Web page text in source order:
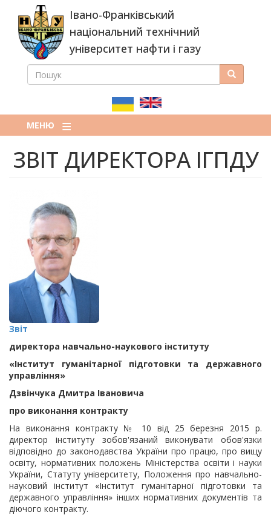
основного
вмісту
Івано-Франківський
національний технічний
університет нафти і газу
ПОШУКОВА
ПОШУК Пошук
МЕНЮ
ЗВІТ ДИРЕКТОРА ІГПДУ
Звіт
директора навчально-наукового інституту
«Інститут гуманітарної підготовки та державного
управління»
Дзвінчука Дмитра Івановича
про виконання контракту
На виконання контракту № 10 від 25 березня 2015 р.
директор інституту зобов'язаний виконувати обов'язки
відповідно до законодавства України про працю, про вищу
освіту, нормативних положень Міністерства освіти і науки
України, Статуту університету, Положення про навчально-
науковий інститут «Інститут гуманітарної підготовки та
державного управління» інших нормативних документів та
діючого контракту.